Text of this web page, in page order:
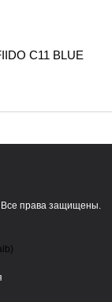
C11 BLUE
Все права защищены.